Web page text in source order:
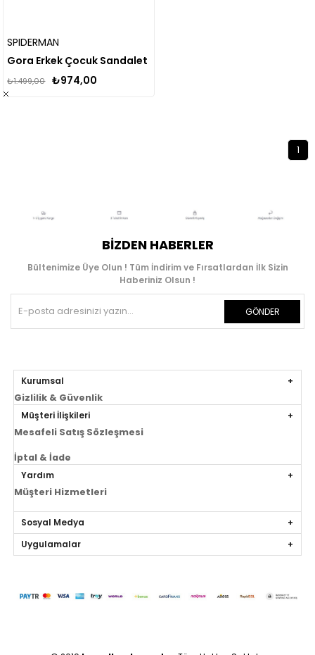
SPIDERMAN
Gora Erkek Çocuk Sandalet
₺974,00
₺1.499,00
1
BIZDEN HABERLER
Bültenimize Üye Olun ! Tüm İndirim ve Fırsatlardan İlk Sizin
Haberiniz Olsun !
GÖNDER
Kurumsal
Gizlilik & Güvenlik
Müşteri İlişkileri
Mesafeli Satış Sözleşmesi
İptal & İade
Yardım
Müşteri Hizmetleri
Sosyal Medya
Uygulamalar